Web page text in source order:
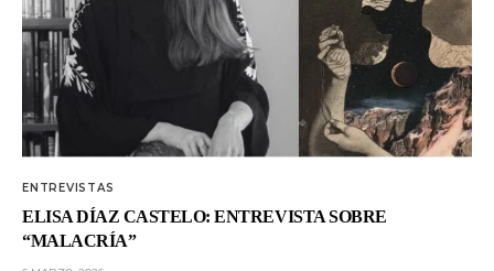
ENTREVISTAS
ELISA DÍAZ CASTELO: ENTREVISTA SOBRE
“MALACRÍA”